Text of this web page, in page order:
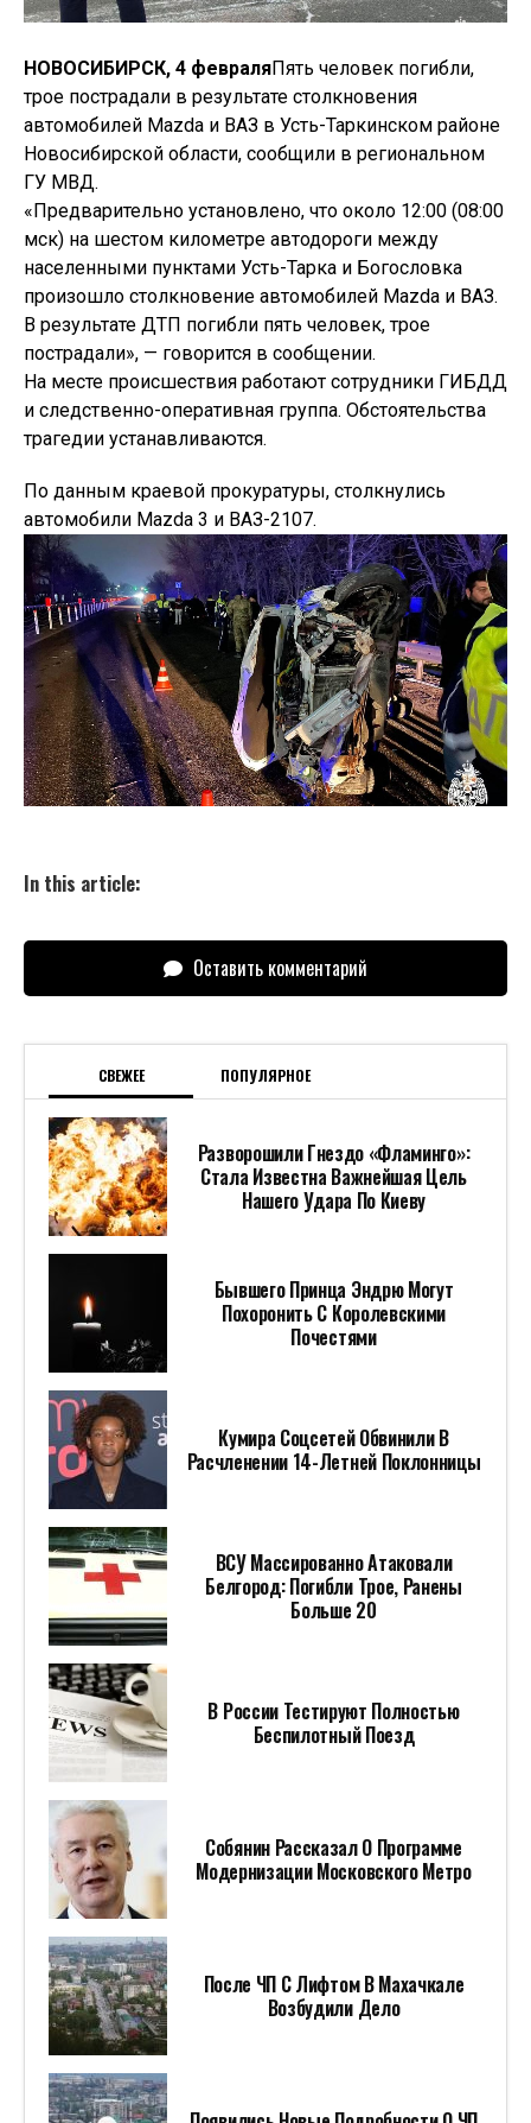
НОВОСИБИРСК, 4 февраляПять человек погибли,
трое пострадали в результате столкновения
автомобилей Mazda и ВАЗ в Усть-Таркинском районе
Новосибирской области, сообщили в региональном
ГУ МВД.
«Предварительно установлено, что около 12:00 (08:00
мск) на шестом километре автодороги между
населенными пунктами Усть-Тарка и Богословка
произошло столкновение автомобилей Mazda и ВАЗ.
В результате ДТП погибли пять человек, трое
пострадали», — говорится в сообщении.
На месте происшествия работают сотрудники ГИБДД
и следственно-оперативная группа. Обстоятельства
трагедии устанавливаются.
По данным краевой прокуратуры, столкнулись
автомобили Mazda 3 и ВАЗ-2107.
In this article:
Оставить комментарий
СВЕЖЕЕ ПОПУЛЯРНОЕ
Разворошили Гнездо «Фламинго»:
Стала Известна Важнейшая Цель
Нашего Удара По Киеву
Бывшего Принца Эндрю Могут
Похоронить С Королевскими
Почестями
Кумира Соцсетей Обвинили В
Расчленении 14-Летней Поклонницы
ВСУ Массированно Атаковали
Белгород: Погибли Трое, Ранены
Больше 20
В России Тестируют Полностью
Беспилотный Поезд
Собянин Рассказал О Программе
Модернизации Московского Метро
После ЧП С Лифтом В Махачкале
Возбудили Дело